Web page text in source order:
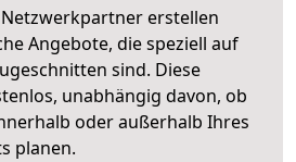
erstellen
Angebote, die speziell auf
sind. Diese
unabhängig davon, ob
oder außerhalb Ihres
planen.